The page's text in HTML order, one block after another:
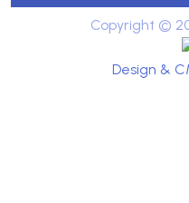
Copyright ©
Design &